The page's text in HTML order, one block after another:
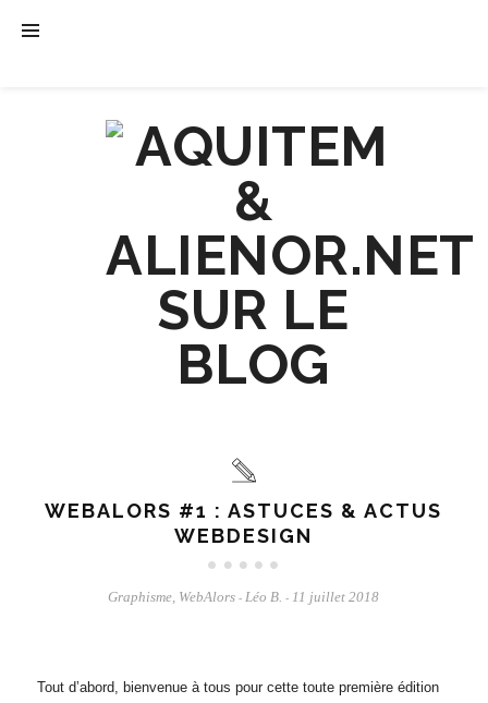
WEBALORS #1 : ASTUCES & ACTUS
WEBDESIGN
Graphisme, WebAlors - Léo B. - 11 juillet 2018
Tout d’abord, bienvenue à tous pour cette toute première édition